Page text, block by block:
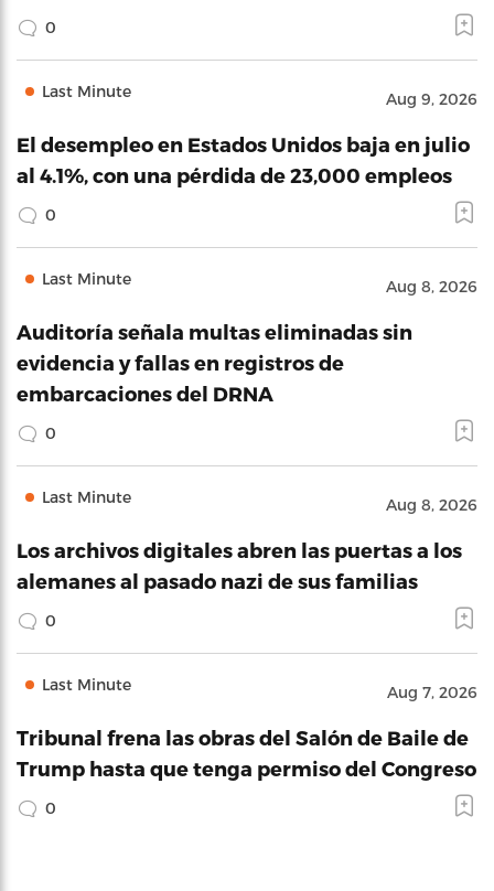
0
Last Minute Aug 9, 2026
El desempleo en Estados Unidos baja en julio
al 4.1%, con una pérdida de 23,000 empleos
0
Last Minute Aug 8, 2026
Auditoría señala multas eliminadas sin
evidencia y fallas en registros de
embarcaciones del DRNA
0
Last Minute Aug 8, 2026
Los archivos digitales abren las puertas a los
alemanes al pasado nazi de sus familias
0
Last Minute Aug 7, 2026
Tribunal frena las obras del Salón de Baile de
Trump hasta que tenga permiso del Congreso
0